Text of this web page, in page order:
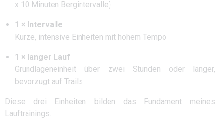
x 10 Minuten Bergintervalle)
1 × Intervalle
Kurze, intensive Einheiten mit hohem Tempo
1 × langer Lauf
Grundlageneinheit über zwei Stunden oder länger,
bevorzugt auf Trails
Diese drei Einheiten bilden das Fundament meines
Lauftrainings.